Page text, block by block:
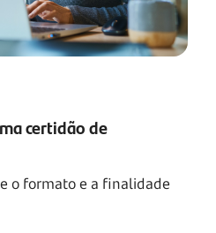
certidão de
o formato e a finalidade